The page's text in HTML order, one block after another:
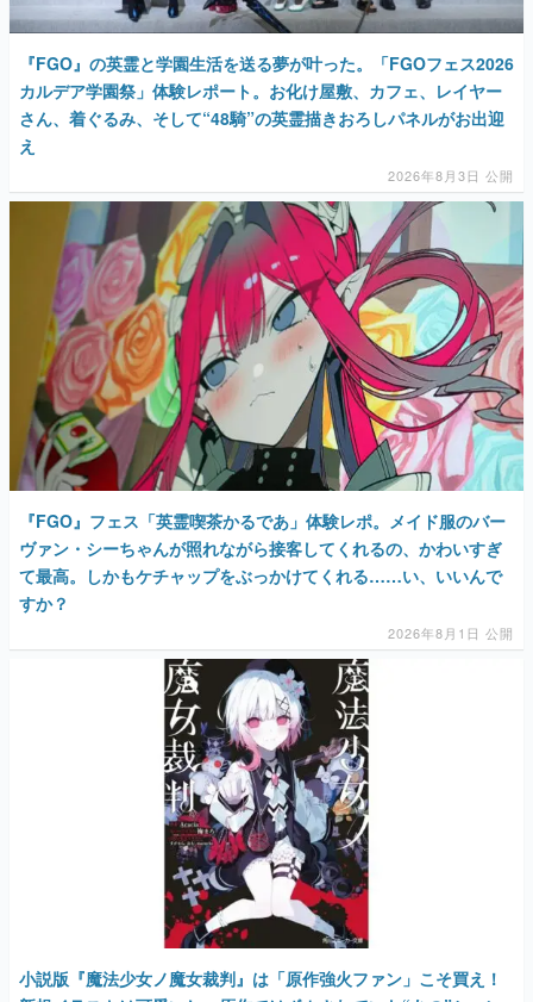
『FGO』の英霊と学園生活を送る夢が叶った。「FGOフェス2026
カルデア学園祭」体験レポート。お化け屋敷、カフェ、レイヤー
さん、着ぐるみ、そして“48騎”の英霊描きおろしパネルがお出迎
え
2026年8月3日 公開
『FGO』フェス「英霊喫茶かるであ」体験レポ。メイド服のバー
ヴァン・シーちゃんが照れながら接客してくれるの、かわいすぎ
て最高。しかもケチャップをぶっかけてくれる……い、いいんで
すか？
2026年8月1日 公開
小説版『魔法少女ノ魔女裁判』は「原作強火ファン」こそ買え！